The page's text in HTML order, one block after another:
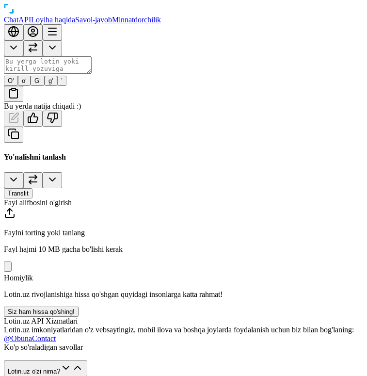
ChatAPILoyiha haqidaSavol-javobMinnatdorchilik
O‘ o‘ G‘ g‘ ’
Bu yerda natija chiqadi :)
Yo'nalishni tanlash
Translit
Fayl alifbosini o'girish
Faylni torting yoki tanlang
Fayl hajmi 10 MB gacha bo'lishi kerak
Homiylik
Lotin.uz rivojlanishiga hissa qo'shgan quyidagi insonlarga katta rahmat!
Siz ham hissa qo'shing!
Lotin.uz API Xizmatlari
Lotin.uz imkoniyatlaridan o'z vebsaytingiz, mobil ilova va boshqa joylarda foydalanish uchun biz bilan bog'laning:
@ObunaContact
Ko'p so'raladigan savollar
Lotin.uz o'zi nima?